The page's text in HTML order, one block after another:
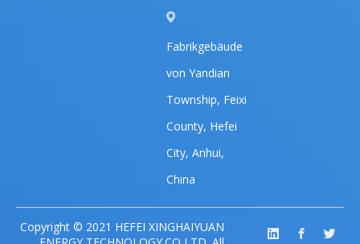
Fabrikgebäude
von Yandian
Township, Feixi
County, Hefei
City, Anhui,
China
Copyright © 2021 HEFEI XINGHAIYUAN